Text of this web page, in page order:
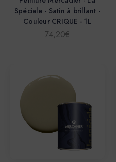
Spéciale - Satin à brillant -
Couleur CRIQUE - 1L
74,20€